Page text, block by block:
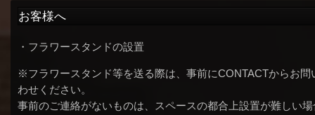
お客様へ
・フラワースタンドの設置
※フラワースタンド等を送る際は、事前にCONTACTからお問
わせください。
事前のご連絡がないものは、スペースの都合上設置が難しい場